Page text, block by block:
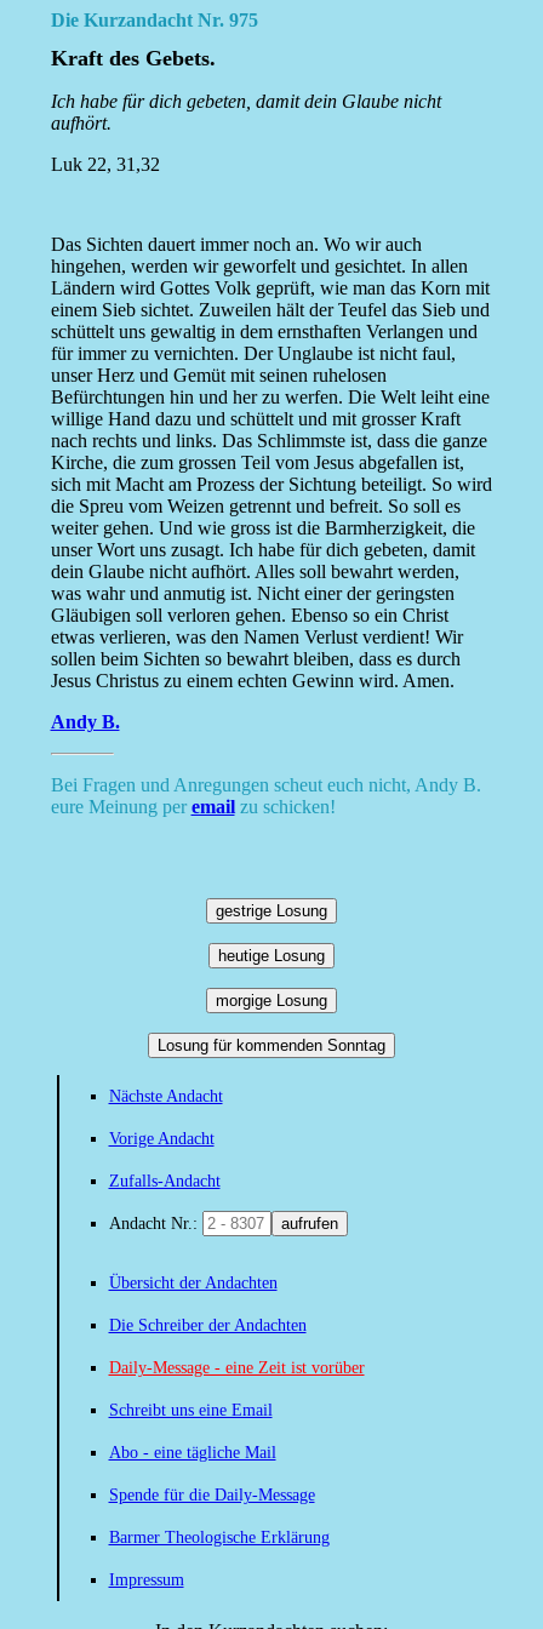
Die Kurzandacht Nr. 975
Kraft des Gebets.
Ich habe für dich gebeten, damit dein Glaube nicht
aufhört.
Luk 22, 31,32
Das Sichten dauert immer noch an. Wo wir auch
hingehen, werden wir geworfelt und gesichtet. In allen
Ländern wird Gottes Volk geprüft, wie man das Korn mit
einem Sieb sichtet. Zuweilen hält der Teufel das Sieb und
schüttelt uns gewaltig in dem ernsthaften Verlangen und
für immer zu vernichten. Der Unglaube ist nicht faul,
unser Herz und Gemüt mit seinen ruhelosen
Befürchtungen hin und her zu werfen. Die Welt leiht eine
willige Hand dazu und schüttelt und mit grosser Kraft
nach rechts und links. Das Schlimmste ist, dass die ganze
Kirche, die zum grossen Teil vom Jesus abgefallen ist,
sich mit Macht am Prozess der Sichtung beteiligt. So wird
die Spreu vom Weizen getrennt und befreit. So soll es
weiter gehen. Und wie gross ist die Barmherzigkeit, die
unser Wort uns zusagt. Ich habe für dich gebeten, damit
dein Glaube nicht aufhört. Alles soll bewahrt werden,
was wahr und anmutig ist. Nicht einer der geringsten
Gläubigen soll verloren gehen. Ebenso so ein Christ
etwas verlieren, was den Namen Verlust verdient! Wir
sollen beim Sichten so bewahrt bleiben, dass es durch
Jesus Christus zu einem echten Gewinn wird. Amen.
Andy B.
Bei Fragen und Anregungen scheut euch nicht, Andy B.
eure Meinung peremailzu schicken!
gestrige Losung
heutige Losung
morgige Losung
Losung für kommenden Sonntag
Nächste Andacht
Vorige Andacht
Zufalls-Andacht
Andacht Nr.: aufrufen
Übersicht der Andachten
Die Schreiber der Andachten
Daily-Message - eine Zeit ist vorüber
Schreibt uns eine Email
Abo - eine tägliche Mail
Spende für die Daily-Message
Barmer Theologische Erklärung
Impressum